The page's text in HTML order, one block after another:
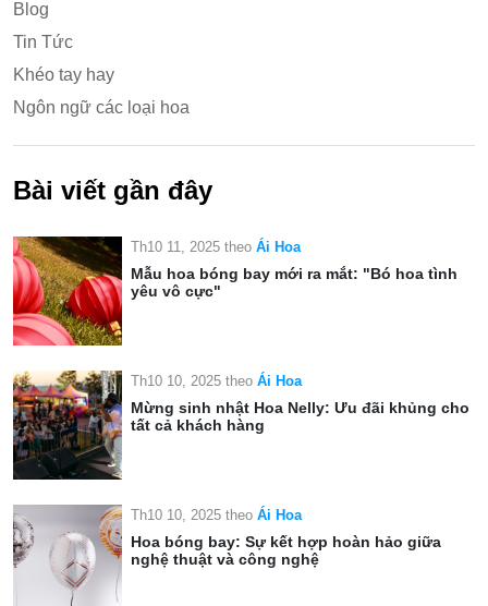
Blog
Tin Tức
Khéo tay hay
Ngôn ngữ các loại hoa
Bài viết gần đây
Th10 11, 2025 theo Ái Hoa
Mẫu hoa bóng bay mới ra mắt: "Bó hoa tình
yêu vô cực"
Th10 10, 2025 theo Ái Hoa
Mừng sinh nhật Hoa Nelly: Ưu đãi khủng cho
tất cả khách hàng
Th10 10, 2025 theo Ái Hoa
Hoa bóng bay: Sự kết hợp hoàn hảo giữa
nghệ thuật và công nghệ